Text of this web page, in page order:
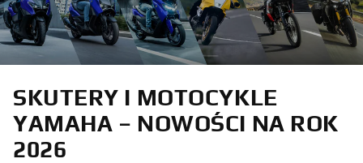
SKUTERY I MOTOCYKLE
YAMAHA – NOWOŚCI NA ROK
2026